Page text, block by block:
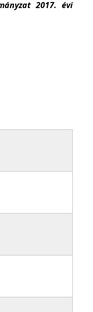
2017. évi